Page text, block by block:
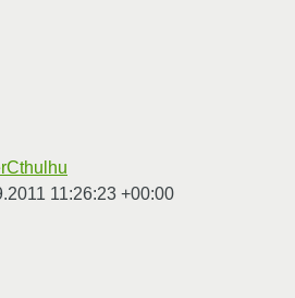
11:26:23 +00:00